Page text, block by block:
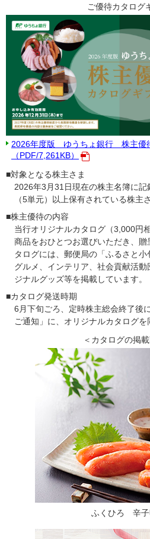
ご優待カタログ
2026年度版 ゆうちょ銀行 株主優
（PDF/7,261KB）
■対象となる株主さま
2026年3月31日現在の株主名簿に
（5単元）以上保有されている株主
■株主優待の内容
当行オリジナルカタログ（3,000円
商品をおひとつお選びいただき、
タログには、郵便局の「ふるさと小
グルメ、インテリア、社会貢献活
ジナルグッズ等を掲載しています。
■カタログ発送時期
6月下旬ごろ、定時株主総会終了後
ご通知」に、オリジナルカタログを
＜カタログの掲
ふくひろ 辛子